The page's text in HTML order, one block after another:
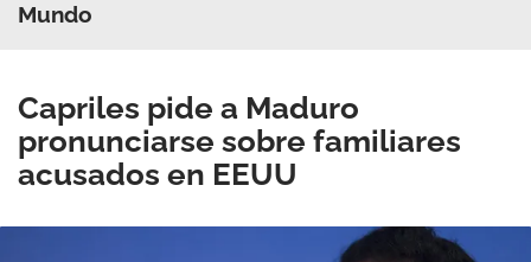
Mundo
Capriles pide a Maduro
pronunciarse sobre familiares
acusados en EEUU